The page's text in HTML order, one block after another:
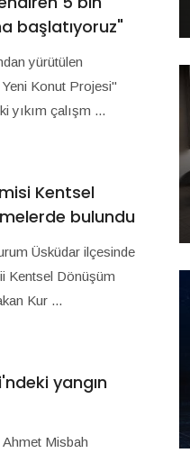
başlatıyoruz"
yürütülen
Konut Projesi"
yıkım çalışm ...
Kentsel
bulundu
Üsküdar ilçesinde
Kentsel Dönüşüm
Kur ...
yangın
Ahmet Misbah